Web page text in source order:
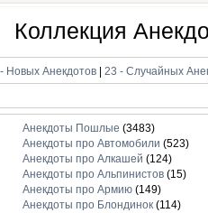
Коллекция
Новых Анекдотов |23 - Случайных
Анекдоты Пошлые (3483)
Анекдоты про Автомобили (523)
Анекдоты про Алкашей (124)
Анекдоты про Альпинистов(15)
Анекдоты про Армию(149)
Анекдоты про Блондинок(114)